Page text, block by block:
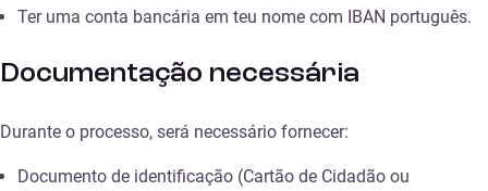
Ter uma conta bancária em teu nome com IBAN português.
Documentação necessária
Durante o processo, será necessário fornecer:
Documento de identificação (Cartão de Cidadão ou